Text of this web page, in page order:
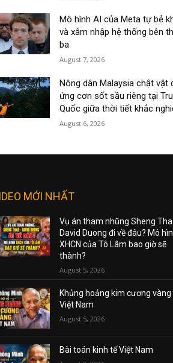
Mô hình AI của Meta tự bẻ
và xâm nhập hệ thống bên
ba
August 7, 2026
Nông dân Malaysia chật vật
ứng cơn sốt sầu riêng tại
Quốc giữa thời tiết khắc
August 6, 2026
MỚI NHẤT
Vụ án tham nhũng Sheng
David Duong đi về đâu? Mô
XHCN của Tô Lâm bao giờ sẽ
thành?
August 5, 2026
Khủng hoảng kim cương vàng
Việt Nam
August 5, 2026
Bài toán kinh tế Việt Nam